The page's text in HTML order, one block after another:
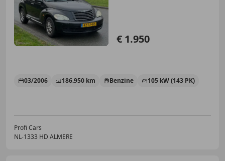
€ 1.950
03/2006 186.950 km Benzine 105 kW (143 PK)
Profi Cars
NL-1333 HD ALMERE